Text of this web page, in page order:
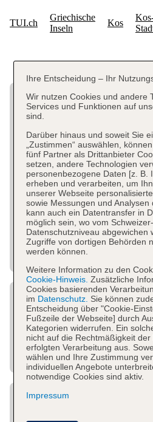
Ihre Entscheidung – Ihr
Wir nutzen Cookies und andere
Services und Funktionen auf
sind.
Darüber hinaus und soweit Sie
„Zustimmen“ auswählen,
fünf Partner als Drittanbieter
setzen, andere Technologien
personenbezogene Daten [z. B.
erheben und verarbeiten, um
unserer Webseite
sowie Messungen und
kann auch ein Datentransfer in
möglich sein, wo vom
Datenschutzniveau abgewichen
Zugriffe von dortigen Behörden
werden können.
Weitere Information zu den
Cookie-Hinweis. Zusätzliche
Cookies basierenden
im Datenschutz. Sie können
Entscheidung über "Cookie-
Fußzeile der Webseite] durch
Kategorien widerrufen. Ein
nicht auf die Rechtmäßigkeit
erfolgten Verarbeitung aus.
wählen und Ihre Zustimmung
individuellen Angebote
notwendige Cookies sind aktiv.
Impressum